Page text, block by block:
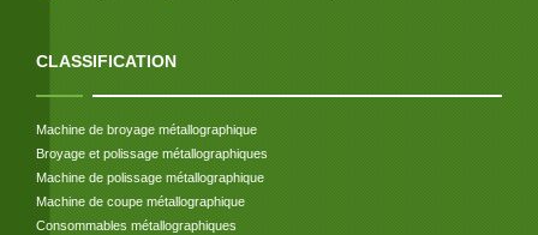
CLASSIFICATION
Machine de broyage métallographique
Broyage et polissage métallographiques
Machine de polissage métallographique
Machine de coupe métallographique
Consommables métallographiques